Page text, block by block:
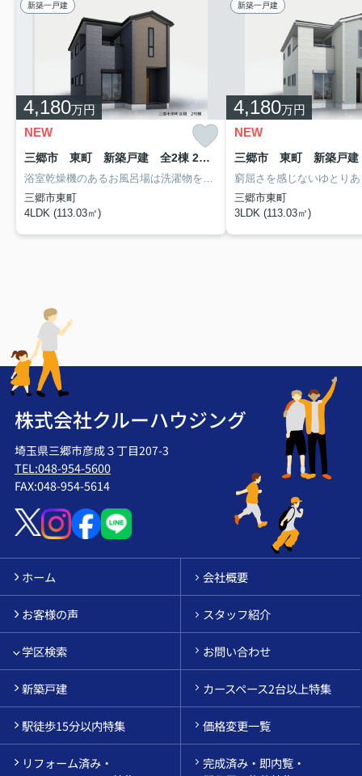
新築一戸建
4,180万円
NEW
三郷市 東町 新築戸建 全2棟 2号棟
浴室乾燥機のあるお風呂場は洗濯物を干すときにも便利です。毎日使用するお水は浄水器があると安心して使用いただけます。広々としたリビングに充実設備のキッチンを備えた4LDK。三郷市にある一戸建てをお探しの方は048-954-5600、home@c-housing.comから、ご希望の条件をお聞かせ下さい。クルーハウジングが、素敵なお住まいをご提案致します。
三郷市東町
4LDK (113.03㎡)
新築一戸建
4,180万円
NEW
三郷市東町
3LDK (113.03㎡)
株式会社クルーハウジング
埼玉県三郷市彦成３丁目207-3
TEL:048-954-5600
FAX:048-954-5614
ホーム 会社概要
お客様の声 スタッフ紹介
学区検索 お問い合わせ
新築戸建 カースペース2台以上特集
駅徒歩15分以内特集 価格変更一覧
リフォーム済み・
完成済み・即内覧・